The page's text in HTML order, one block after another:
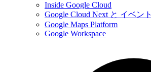
Inside Google Cloud
Google Cloud Next と イベント
Google Maps Platform
Google Workspace